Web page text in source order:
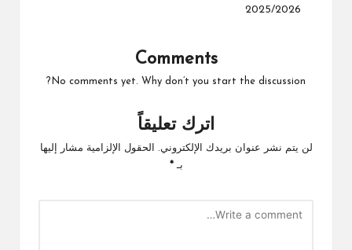
2025/2026
Comments
No comments yet. Why don’t you start the discussion?
اترك تعليقاً
لن يتم نشر عنوان بريدك الإلكتروني.
الحقول الإلزامية مشار إليها
بـ*